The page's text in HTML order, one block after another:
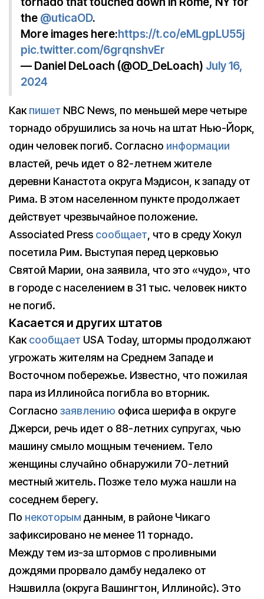
the @uticaOD.
More images here:https://t.co/eMLgpLU55j
pic.twitter.com/6grqnshvEr
— Daniel DeLoach (@OD_DeLoach) July 16,
2024
Какпишет NBC News, по меньшей мере четыре
торнадо обрушились за ночь на штат Нью-Йорк,
один человек погиб. Согласно информации
властей, речь идет о 82-летнем жителе
деревни Канастота округа Мэдисон, к западу от
Рима. В этом населенном пункте продолжает
действует чрезвычайное положение.
Associated Press сообщает, что в среду Хокул
посетила Рим. Выступая перед церковью
Святой Марии, она заявила, что это «чудо», что
в городе с населением в 31 тыс. человек никто
не погиб.
Касается и других штатов
Каксообщает USA Today, штормы продолжают
угрожать жителям на Среднем Западе и
Восточном побережье. Известно, что пожилая
пара из Иллинойса погибла во вторник.
Согласно заявлению офиса шерифа в округе
Джерси, речь идет о 88-летних супругах, чью
машину смыло мощным течением. Тело
женщины случайно обнаружили 70-летний
местный житель. Позже тело мужа нашли на
соседнем берегу.
По некоторым данным, в районе Чикаго
зафиксировано не менее 11 торнадо.
Между тем из-за штормов с проливными
дождями прорвало дамбу недалеко от
Нэшвилла (округа Вашингтон, Иллинойс). Это